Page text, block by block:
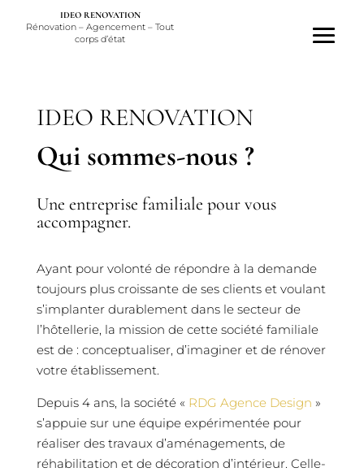
IDEO RENOVATION
Rénovation – Agencement – Tout
corps d’état
IDEO RENOVATION
Qui sommes-nous ?
Une entreprise familiale pour vous
accompagner.
Ayant pour volonté de répondre à la demande
toujours plus croissante de ses clients et voulant
s’implanter durablement dans le secteur de
l’hôtellerie, la mission de cette société familiale
est de : conceptualiser, d’imaginer et de rénover
votre établissement.
Depuis 4 ans, la société « RDG Agence Design »
s’appuie sur une équipe expérimentée pour
réaliser des travaux d’aménagements, de
réhabilitation et de décoration d’intérieur. Celle-